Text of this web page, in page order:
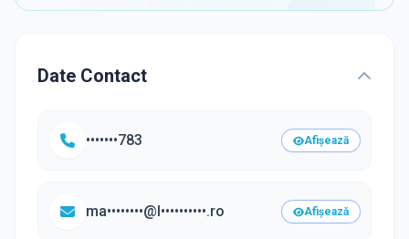
Date Contact
•••••••783 Afișează
ma••••••••@l••••••••••.ro Afișează